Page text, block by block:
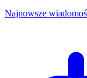
Najnowsze